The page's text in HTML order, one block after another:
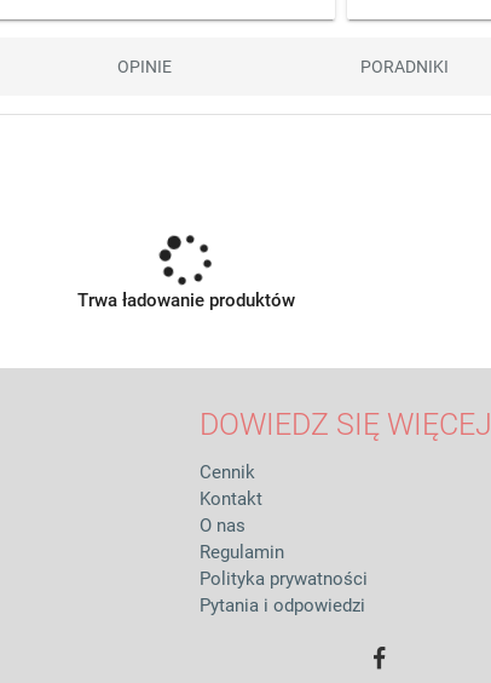
OPINIE PORADNIKI
Trwa ładowanie produktów
DOWIEDZ SIĘ WIĘCEJ
Cennik
Kontakt
O nas
Regulamin
Polityka prywatności
Pytania i odpowiedzi